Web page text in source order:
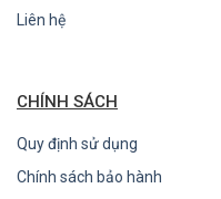
Liên hệ
CHÍNH SÁCH
Quy định sử dụng
Chính sách bảo hành